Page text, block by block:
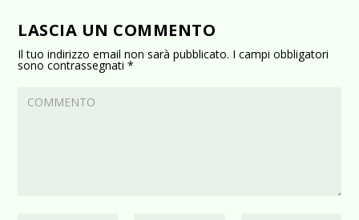
LASCIA UN COMMENTO
Il tuo indirizzo email non sarà pubblicato. I campi obbligatori
sono contrassegnati*